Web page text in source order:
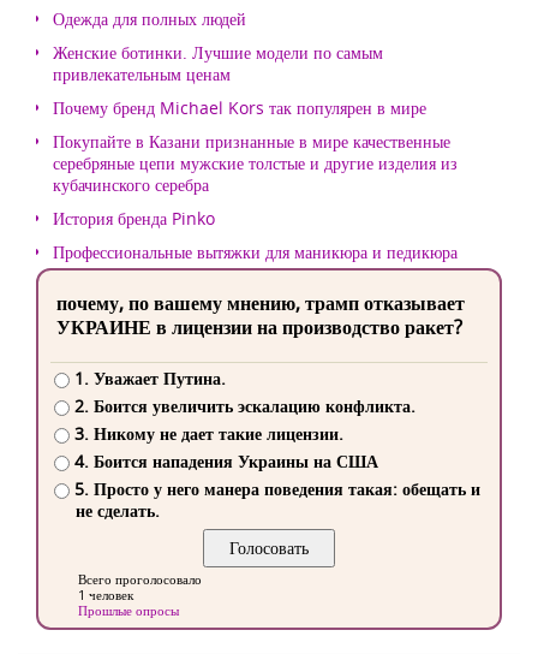
Одежда для полных людей
Женские ботинки. Лучшие модели по самым
привлекательным ценам
Почему бренд Michael Kors так популярен в мире
Покупайте в Казани признанные в мире качественные
серебряные цепи мужские толстые и другие изделия из
кубачинского серебра
История бренда Pinko
Профессиональные вытяжки для маникюра и педикюра
почему, по вашему мнению, трамп отказывает
УКРАИНЕ в лицензии на производство ракет?
1. Уважает Путина.
2. Боится увеличить эскалацию конфликта.
3. Никому не дает такие лицензии.
4. Боится нападения Украины на США
5. Просто у него манера поведения такая: обещать и
не сделать.
Всего проголосовало
1 человек
Прошлые опросы